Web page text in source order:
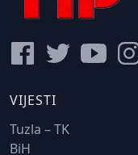
VIJESTI
Tuzla – TK
BiH